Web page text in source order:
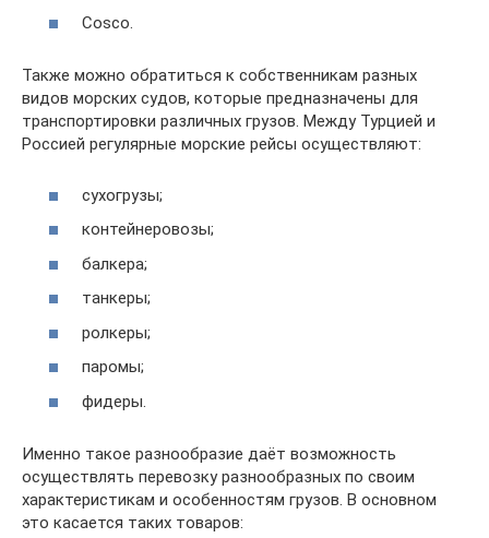
Cosco.
Также можно обратиться к собственникам разных
видов морских судов, которые предназначены для
транспортировки различных грузов. Между Турцией и
Россией регулярные морские рейсы осуществляют:
сухогрузы;
контейнеровозы;
балкера;
танкеры;
ролкеры;
паромы;
фидеры.
Именно такое разнообразие даёт возможность
осуществлять перевозку разнообразных по своим
характеристикам и особенностям грузов. В основном
это касается таких товаров: